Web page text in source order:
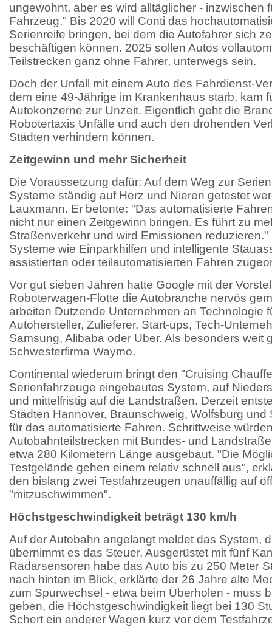
ungewohnt, aber es wird alltäglicher - inzwischen
Fahrzeug." Bis 2020 will Conti das
Serienreife bringen, bei dem die Autofahrer sich
beschäftigen können. 2025 sollen Autos
Teilstrecken ganz ohne Fahrer, unterwegs sein.
Doch der Unfall mit einem Auto des Fahrdienst-
dem eine 49-Jährige im Krankenhaus starb, kam
Autokonzerne zur Unzeit. Eigentlich geht die
Robotertaxis Unfälle und auch den drohenden
Städten verhindern können.
Zeitgewinn und mehr Sicherheit
Die Voraussetzung dafür: Auf dem Weg zur
Systeme ständig auf Herz und Nieren getestet
Lauxmann. Er betonte: "Das automatisierte
nicht nur einen Zeitgewinn bringen. Es führt zu
Straßenverkehr und wird Emissionen
Systeme wie Einparkhilfen und intelligente
assistierten oder teilautomatisierten Fahren
Vor gut sieben Jahren hatte Google mit der
Roboterwagen-Flotte die Autobranche nervös
arbeiten Dutzende Unternehmen an Technologie
Autohersteller, Zulieferer, Start-ups, Tech-
Samsung, Alibaba oder Uber. Als besonders weit
Schwesterfirma Waymo.
Continental wiederum bringt den "Cruising
Serienfahrzeuge eingebautes System, auf
und mittelfristig auf die Landstraßen. Derzeit
Städten Hannover, Braunschweig, Wolfsburg und
für das automatisierte Fahren. Schrittweise
Autobahnteilstrecken mit Bundes- und
etwa 280 Kilometern Länge ausgebaut. "Die
Testgelände gehen einem relativ schnell aus",
den bislang zwei Testfahrzeugen unauffällig auf
"mitzuschwimmen".
Höchstgeschwindigkeit beträgt 130 km/h
Auf der Autobahn angelangt meldet das System,
übernimmt es das Steuer. Ausgerüstet mit fünf
Radarsensoren habe das Auto bis zu 250 Meter
nach hinten im Blick, erklärte der 26 Jahre alte
zum Spurwechsel - etwa beim Überholen - muss
geben, die Höchstgeschwindigkeit liegt bei 130
Schert ein anderer Wagen kurz vor dem